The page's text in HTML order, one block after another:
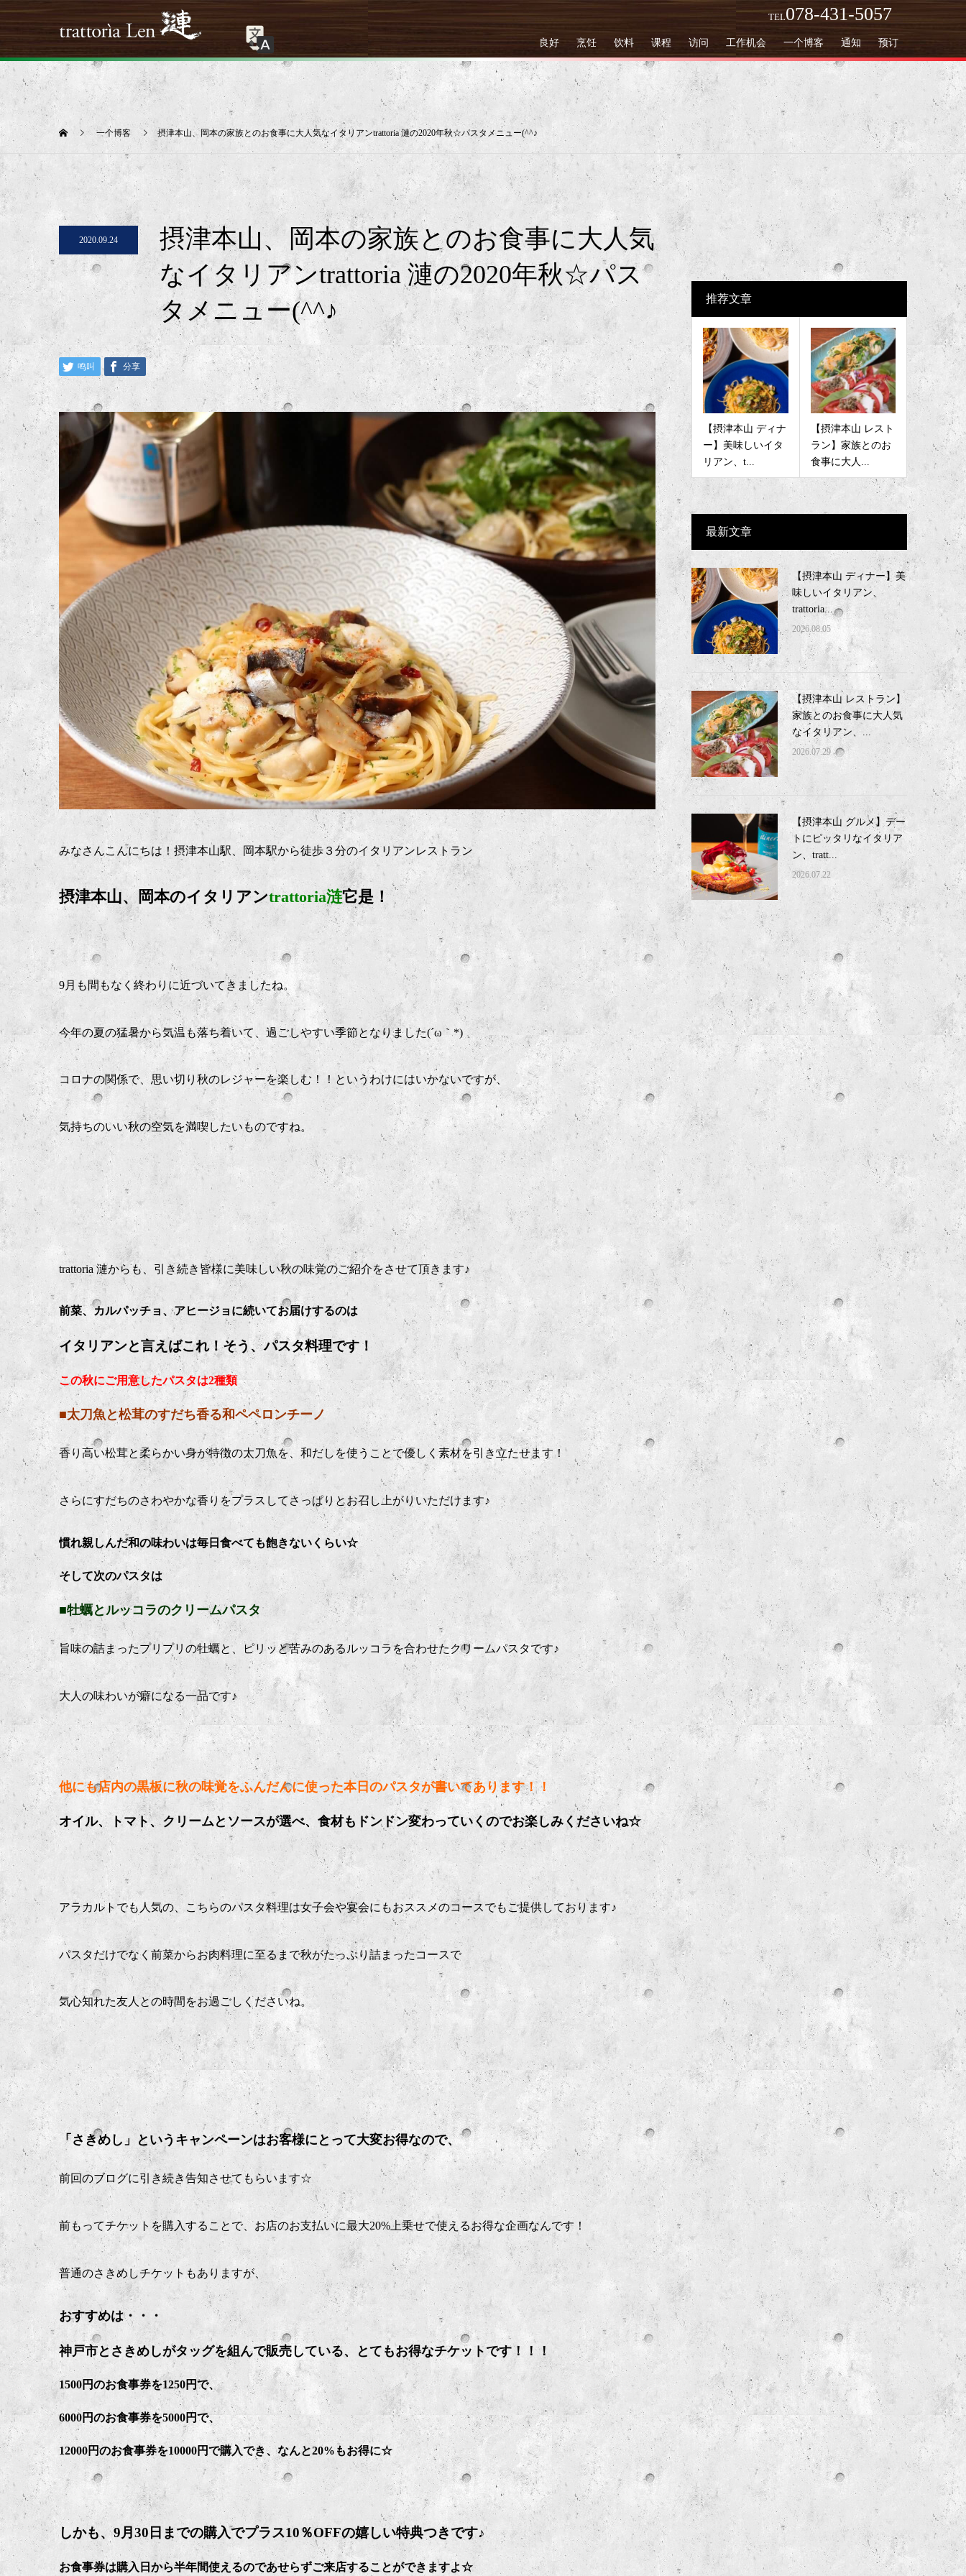
TEL078-431-5057
良好 烹饪 饮料 课程 访问 工作机会 一个博客 通知 预订
一个博客 摂津本山、岡本の家族とのお食事に大人気なイタリアンtrattoria 漣の2020年秋☆パスタメニュー(^^♪
2020.09.24
摂津本山、岡本の家族とのお食事に大人気
なイタリアンtrattoria 漣の2020年秋☆パス
タメニュー(^^♪
鸣叫 分享
みなさんこんにちは！摂津本山駅、岡本駅から徒歩３分のイタリアンレストラン
摂津本山、岡本のイタリアンtrattoria涟它是！
9月も間もなく終わりに近づいてきましたね。
今年の夏の猛暑から気温も落ち着いて、過ごしやすい季節となりました(´ω｀*)
コロナの関係で、思い切り秋のレジャーを楽しむ！！というわけにはいかないですが、
気持ちのいい秋の空気を満喫したいものですね。
trattoria 漣からも、引き続き皆様に美味しい秋の味覚のご紹介をさせて頂きます♪
前菜、カルパッチョ、アヒージョに続いてお届けするのは
イタリアンと言えばこれ！そう、パスタ料理です！
この秋にご用意したパスタは2種類
■太刀魚と松茸のすだち香る和ペペロンチーノ
香り高い松茸と柔らかい身が特徴の太刀魚を、和だしを使うことで優しく素材を引き立たせます！
さらにすだちのさわやかな香りをプラスしてさっぱりとお召し上がりいただけます♪
慣れ親しんだ和の味わいは毎日食べても飽きないくらい☆
そして次のパスタは
■牡蠣とルッコラのクリームパスタ
旨味の詰まったプリプリの牡蠣と、ピリッと苦みのあるルッコラを合わせたクリームパスタです♪
大人の味わいが癖になる一品です♪
他にも店内の黒板に秋の味覚をふんだんに使った本日のパスタが書いてあります！！
オイル、トマト、クリームとソースが選べ、食材もドンドン変わっていくのでお楽しみくださいね☆
アラカルトでも人気の、こちらのパスタ料理は女子会や宴会にもおススメのコースでもご提供しております♪
パスタだけでなく前菜からお肉料理に至るまで秋がたっぷり詰まったコースで
気心知れた友人との時間をお過ごしくださいね。
「さきめし」というキャンペーンはお客様にとって大変お得なので、
前回のブログに引き続き告知させてもらいます☆
前もってチケットを購入することで、お店のお支払いに最大20%上乗せで使えるお得な企画なんです！
普通のさきめしチケットもありますが、
おすすめは・・・
神戸市とさきめしがタッグを組んで販売している、とてもお得なチケットです！！！
1500円のお食事券を1250円で、
6000円のお食事券を5000円で、
12000円のお食事券を10000円で購入でき、なんと20%もお得に☆
しかも、9月30日までの購入でプラス10％OFFの嬉しい特典つきです♪
お食事券は購入日から半年間使えるのであせらずご来店することができますよ☆
推荐文章
【摂津本山 ディナ
ー】美味しいイタ
リアン、t...
【摂津本山 レスト
ラン】家族とのお
食事に大人...
最新文章
【摂津本山 ディナー】美
味しいイタリアン、
trattoria...
2026.08.05
【摂津本山 レストラン】
家族とのお食事に大人気
なイタリアン、...
2026.07.29
【摂津本山 グルメ】デー
トにピッタリなイタリア
ン、tratt...
2026.07.22